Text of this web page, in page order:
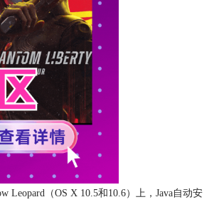
Leopard（OS X 10.5和10.6）上，Java自动安